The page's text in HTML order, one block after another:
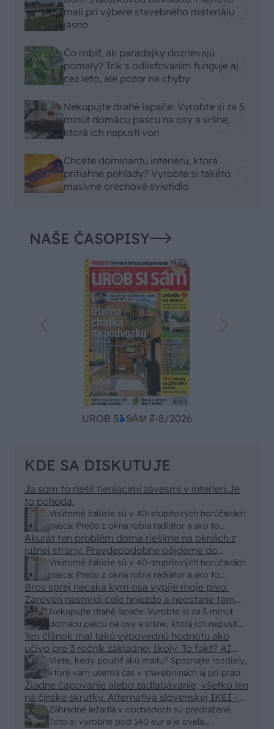
mali pri výbere stavebného materiálu
jasno
Čo robiť, ak paradajky dozrievajú
pomaly? Trik s odlisťovaním funguje aj
cez leto, ale pozor na chyby
Nekupujte drahé lapače: Vyrobte si za 5
minút domácu pascu na osy a sršne,
ktorá ich nepustí von
Chcete dominantu interiéru, ktorá
pritiahne pohľady? Vyrobte si takéto
masívne orechové svietidlo
NAŠE ČASOPISY
UROB SI SÁM 7-8/2026
KDE SA DISKUTUJE
Vnútorné žalúzie sú v 40-stupňových horúčavách
pasca: Prečo z okna robia radiátor a ako to
vyriešiť za pár eur?
Ja som to riešil tieniacimi závesmi v interieri.Je
to pohoda.
Vnútorné žalúzie sú v 40-stupňových horúčavách
pasca: Prečo z okna robia radiátor a ako to
vyriešiť za pár eur?
Akurát ten problém doma riešime na oknách z
južnej strany. Pravdepodobne pôjdeme do
vonkajšieho tienenia na spôsob markízy
250x150cm. Čínsky predajcovia idú okolo 100
eur kus.
Nekupujte drahé lapače: Vyrobte si za 5 minút
domácu pascu na osy a sršne, ktorá ich nepustí
von
Bros sprej necaka kym osa vypije moje pivo.
Zaroven nasmrdi cele hniezdo a neostane tam
nic zive. Vasa pasca naucinke moc efektivne.
Skor pritiahne slimaky
Viete, kedy použiť akú maltu? Spoznajte rozdiely,
ktoré vám ušetria čas v stavebninách aj pri práci
Ten článok mal takú výpovednú hodnotu ako
učivo pre 3 ročník základnej školy. To fakt? AI
alebo nejaka kniha z VŠ? Dnešné rychlotvrdnuce
malty - pevnosť 40 Mpa a doba schnutia tak 15
minut , k tomu vodotesné s kryštálikou. A rozdiel
- schnutie a zretie. Nič?
Záhradné ležadlá v obchodoch sú predražené.
Toto si vyrobíte pod 140 eur a je oveľa
Žiadne čapovanie alebo zadlabávanie, všetko len
na čínske skrutky. Alternatíva slovenskej IKEI -
čo sa týka pevnosti. Autor si nedal veľa námahy s
remeselným spracovaním, škoda. No lepšie než